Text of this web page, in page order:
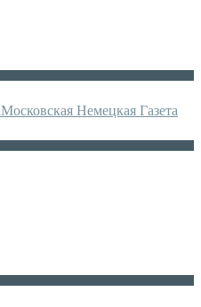
Московская Немецкая Газета